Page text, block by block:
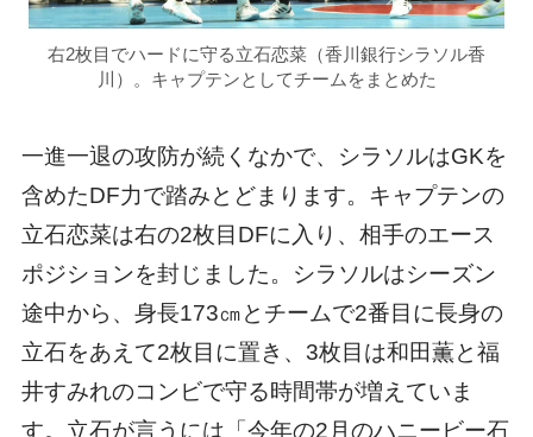
右2枚目でハードに守る立石恋菜（香川銀行シラソル香
川）。キャプテンとしてチームをまとめた
一進一退の攻防が続くなかで、シラソルはGKを
含めたDF力で踏みとどまります。キャプテンの
立石恋菜は右の2枚目DFに入り、相手のエース
ポジションを封じました。シラソルはシーズン
途中から、身長173㎝とチームで2番目に長身の
立石をあえて2枚目に置き、3枚目は和田薫と福
井すみれのコンビで守る時間帯が増えていま
す。立石が言うには「今年の2月のハニービー石